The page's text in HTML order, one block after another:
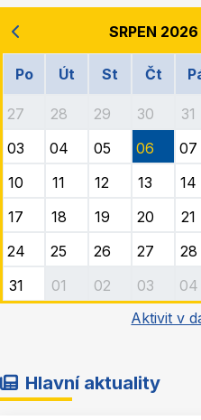
SRPEN 2026
Po Út St Čt
27 28 29 30 31
03
04 05 06 07
10
11 12 13 14
17
18 19 20 21
24
25 26 27 28
31
01 02 03 04
Aktivit v
Hlavní aktuality